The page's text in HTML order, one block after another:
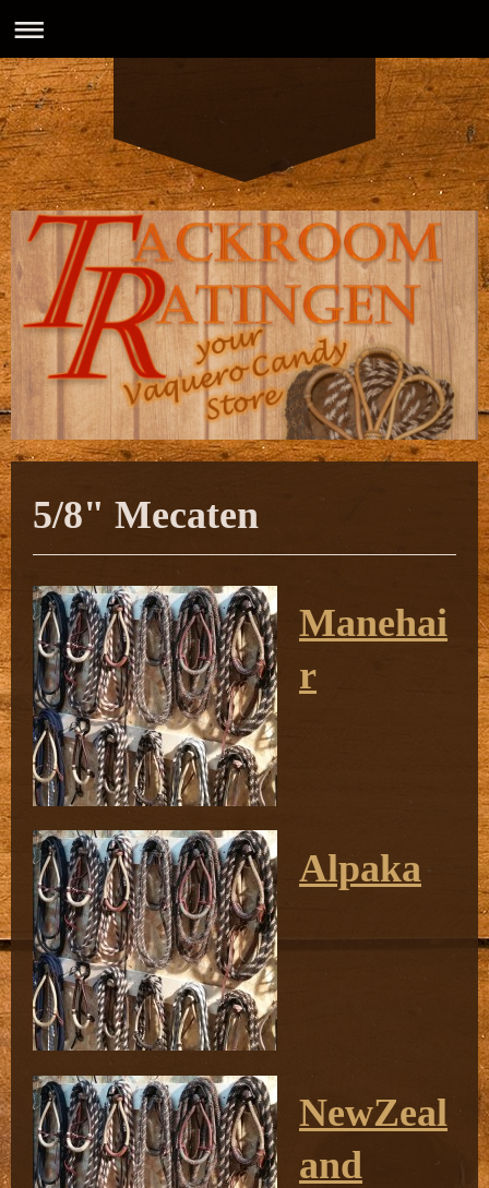
5/8" Mecaten
Manehai
r
Alpaka
NewZeal
and